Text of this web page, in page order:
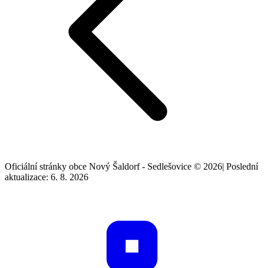
Oficiální stránky obce Nový Šaldorf - Sedlešovice © 2026| Poslední
aktualizace: 6. 8. 2026